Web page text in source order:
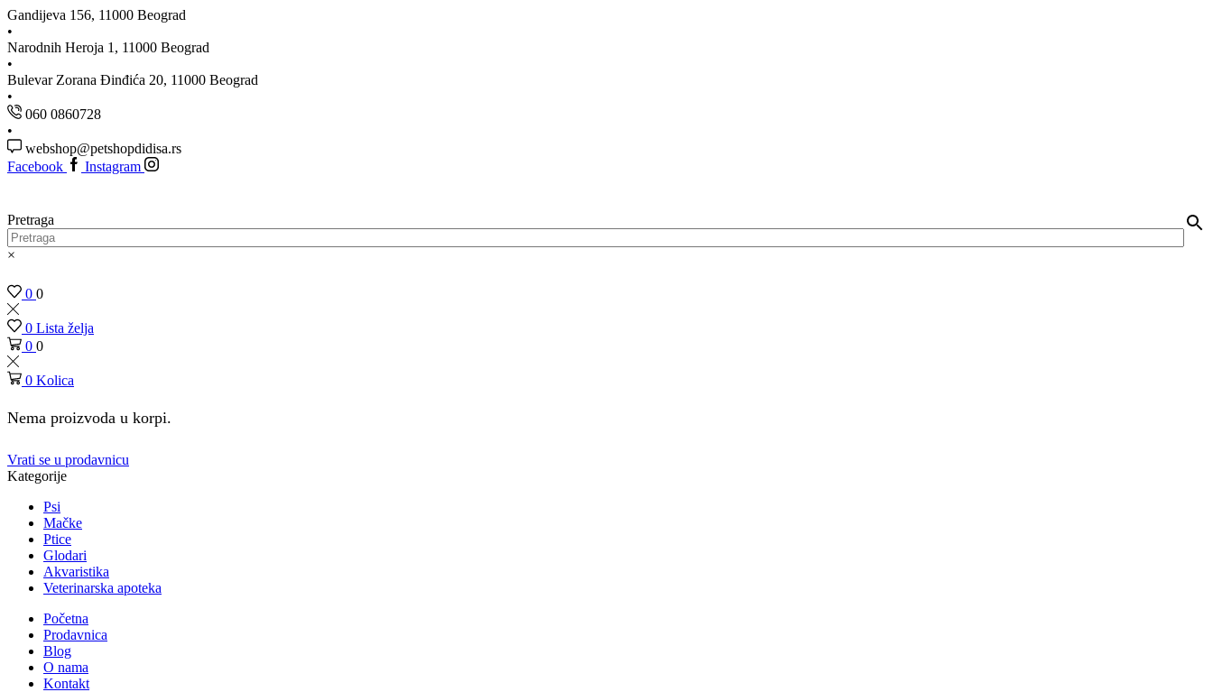
Gandijeva 156, 11000 Beograd
Narodnih Heroja 1, 11000 Beograd
Bulevar Zorana Đinđića 20, 11000 Beograd
060 0860728
webshop@petshopdidisa.rs
Facebook
Instagram
Pretraga
×
0 0
0 Lista želja
0 0
0 Kolica
Nema proizvoda u korpi.
Vrati se u prodavnicu
Kategorije
Psi
Mačke
Ptice
Glodari
Akvaristika
Veterinarska apoteka
Početna
Prodavnica
Blog
O nama
Kontakt